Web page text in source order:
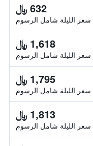
632 ﷼
سعر الليلة شامل الرسوم
1,618 ﷼
سعر الليلة شامل الرسوم
1,795 ﷼
سعر الليلة شامل الرسوم
1,813 ﷼
سعر الليلة شامل الرسوم